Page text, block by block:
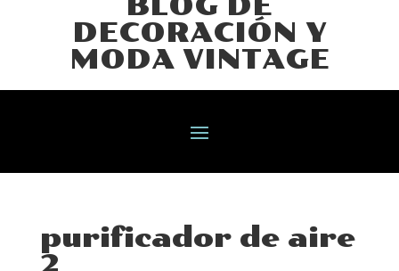
DECORACIÓN Y
MODA VINTAGE
purificador de aire
2